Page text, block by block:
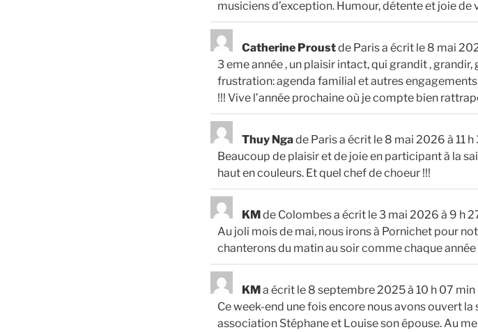
musiciens d’exception. Humour, détente et joie de
Catherine Proustde Parisa écrit le 8 mai
3 eme année , un plaisir intact, qui grandit ,
frustration: agenda familial et autres
!!! Vive l’année prochaine où je compte bien
Thuy Ngade Parisa écrit le 8 mai 2026 à 11
Beaucoup de plaisir et de joie en participant à la
haut en couleurs. Et quel chef de choeur !!!
KMde Colombesa écrit le3 mai 2026 à 9 h
Au joli mois de mai, nous irons à Pornichet pour
chanterons du matin au soir comme chaque année
KMa écrit le 8 septembre 2025à 10 h 07 min
Ce week-end une fois encore nous avons ouvert
association Stéphane et Louise son épouse. Au